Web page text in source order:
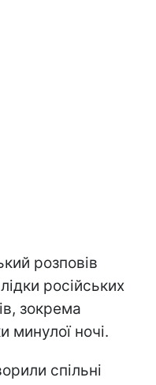
розповів
російських
зокрема
минулої ночі.
спільні